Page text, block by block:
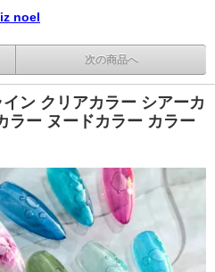
noel
次の商品へ
ン クリアカラー シアーカ
ラー ヌードカラー カラー